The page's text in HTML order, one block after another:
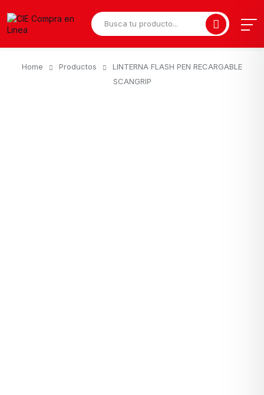
Home Productos
LINTERNA FLASH PEN RECARGABLE
SCANGRIP